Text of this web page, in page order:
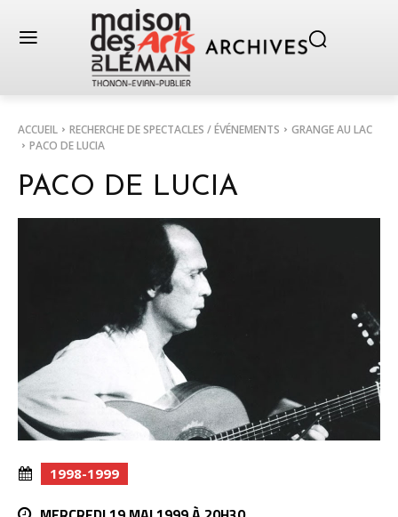
ACCUEIL RECHERCHE DE SPECTACLES / ÉVÉNEMENTS
GRANGE AU LAC
PACO DE LUCIA
PACO DE LUCIA
1998-1999